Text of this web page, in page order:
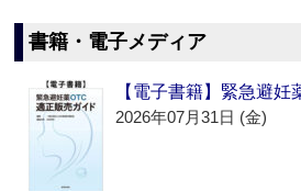
書籍・電子メディア
【電子書籍】緊急避
2026年07月31日 (金)